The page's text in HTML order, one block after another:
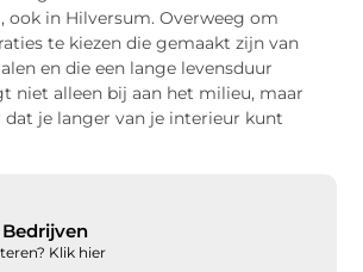
in Hilversum. Overweeg om
te kiezen die gemaakt zijn van
en die een lange levensduur
niet alleen bij aan het milieu, maar
je langer van je interieur kunt
Klik hier